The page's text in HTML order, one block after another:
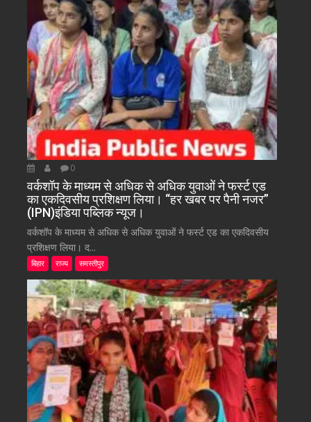
0
वर्कशॉप के माध्यम से अधिक से अधिक युवाओं ने फर्स्ट एड
का एकदिवसीय प्रशिक्षण लिया। “हर खबर पर पैनी नजर”
(IPN)इंडिया पब्लिक न्यूज।
वर्कशॉप के माध्यम से अधिक से अधिक युवाओं ने फर्स्ट एड का एकदिवसीय
प्रशिक्षण लिया। द...
बिहार राज्य समस्तीपुर